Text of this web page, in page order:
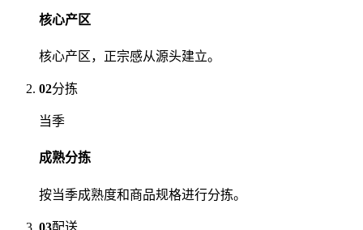
核心产区
核心产区，正宗感从源头建立。
02分拣
当季
成熟分拣
按当季成熟度和商品规格进行分拣。
03配送